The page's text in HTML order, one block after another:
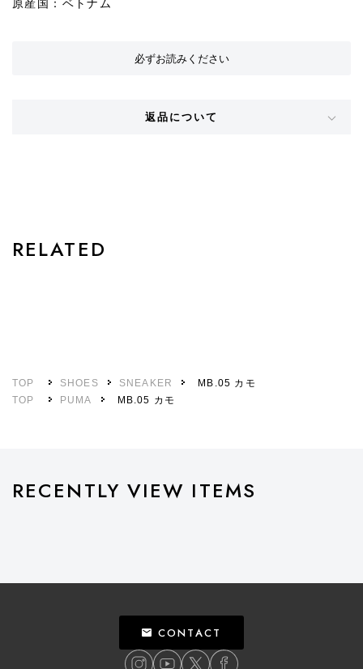
原産国：ベトナム
必ずお読みください
返品について
RELATED
TOP SHOES SNEAKER
MB.05 カモ
TOP
PUMA MB.05 カモ
RECENTLY VIEW ITEMS
CONTACT